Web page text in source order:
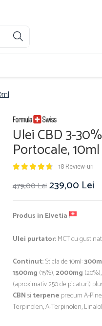
Ulei CBD 3-
Portocale, 10ml
18 Review-uri
479,00 Lei239,00 Lei
Produs in Elvetia
Ulei purtator:MCT cu gust
Continut:Sticla de 10ml:
1500mg (15%),2000mg (20%),
(aproximativ 250 de picaturi)
CBNsi terpene precumA-
Terpinolen, A-Terpinolen,